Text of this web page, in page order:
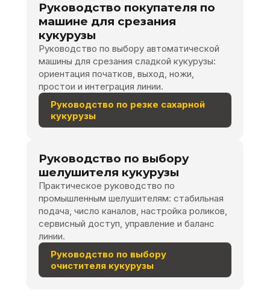
Руководство покупателя по
машине для срезания
кукурузы
Руководство по выбору автоматической
машины для срезания сладкой кукурузы:
ориентация початков, выход, ножи,
простои и интеграция линии.
Руководство по резке сахарной
кукурузы
Руководство по выбору
шелушителя кукурузы
Практическое руководство по
промышленным шелушителям: стабильная
подача, число каналов, настройка роликов,
сервисный доступ, управление и баланс
линии.
Руководство по выбору
очистителя кукурузы